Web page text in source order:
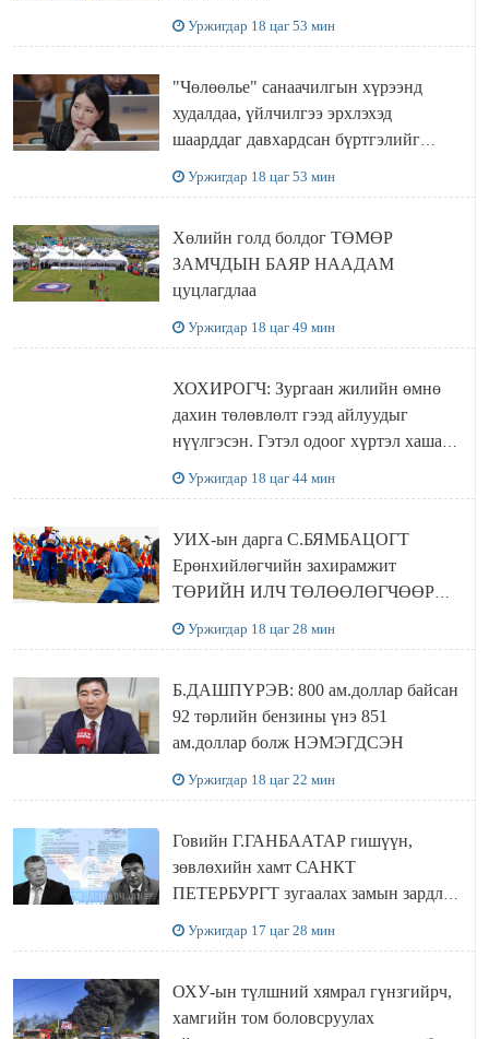
Уржигдар 18 цаг 53 мин
"Чөлөөлье" санаачилгын хүрээнд
худалдаа, үйлчилгээ эрхлэхэд
шаарддаг давхардсан бүртгэлийг
Уржигдар 18 цаг 53 мин
Хөлийн голд болдог ТӨМӨР
ЗАМЧДЫН БАЯР НААДАМ
цуцлагдлаа
Уржигдар 18 цаг 49 мин
ХОХИРОГЧ: Зургаан жилийн өмнө
дахин төлөвлөлт гээд айлуудыг
нүүлгэсэн. Гэтэл одоог хүртэл хашаа
Уржигдар 18 цаг 44 мин
УИХ-ын дарга С.БЯМБАЦОГТ
Ерөнхийлөгчийн захирамжит
ТӨРИЙН ИЛЧ ТӨЛӨӨЛӨГЧӨӨР
Уржигдар 18 цаг 28 мин
Б.ДАШПҮРЭВ: 800 ам.доллар байсан
92 төрлийн бензины үнэ 851
ам.доллар болж НЭМЭГДСЭН
Уржигдар 18 цаг 22 мин
Говийн Г.ГАНБААТАР гишүүн,
зөвлөхийн хамт САНКТ
ПЕТЕРБУРГТ зугаалах замын зардлаа
Уржигдар 17 цаг 28 мин
ОХУ-ын түлшний хямрал гүнзгийрч,
хамгийн том боловсруулах